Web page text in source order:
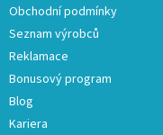
Obchodní podmínky
Seznam výrobců
Reklamace
Bonusový program
Blog
Kariera